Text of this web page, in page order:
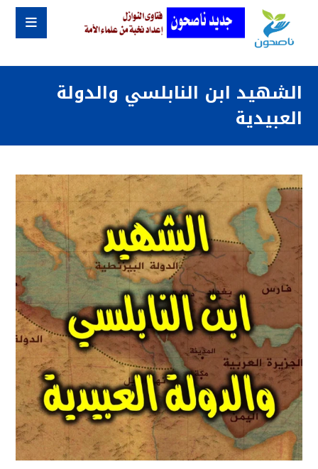
الشهيد ابن النابلسي والدولة
العبيدية